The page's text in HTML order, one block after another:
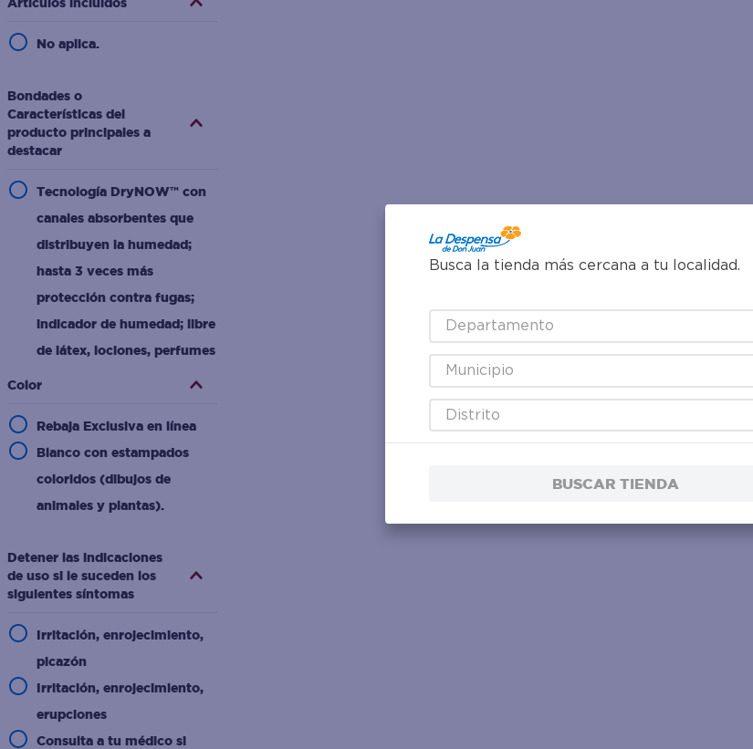
No aplica.
Bondades o
Características del
producto principales a
destacar
Tecnología DryNOW™ con
canales absorbentes que
distribuyen la humedad;
hasta 3 veces más
protección contra fugas;
indicador de humedad; libre
de látex, lociones, perfumes
ajuste elástico cómodo;
dermatológicamente
aprobado; dos diseños
decorativos.
Color
Rebaja Exclusiva en línea
Blanco con estampados
coloridos (dibujos de
animales y plantas).
Detener las indicaciones
de uso si le suceden los
siguientes síntomas
Irritación, enrojecimiento,
picazón
Irritación, enrojecimiento,
erupciones
Consulta a tu médico si
Busca la tienda más cercana a tu localidad.
Departamento
Municipio
Distrito
BUSCAR TIENDA